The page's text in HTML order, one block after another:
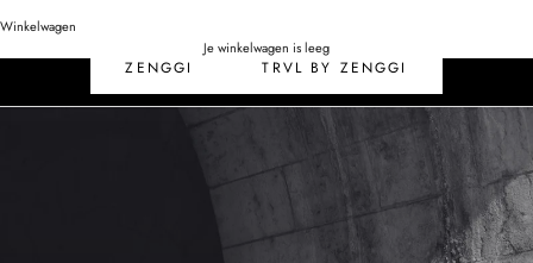
Winkelwagen
Je winkelwagen is leeg
ZENGGI TRVL BY ZENGGI